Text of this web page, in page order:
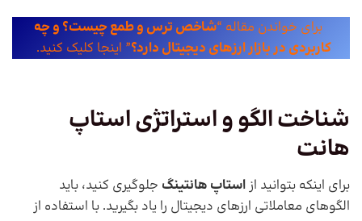
برای خواندن مقاله “شاخص ترس و طمع چیست؟ و چه
کاربردی در بازار ارزهای دیجیتال دارد؟” اینجا کلیک کنید.
شناخت الگو و استراتژی استاپ
هانت
برای اینکه بتوانید ازاستاپ هانتینگ جلوگیری کنید، باید
الگوهای معاملاتی ارزهای دیجیتال را یاد بگیرید. با استفاده از